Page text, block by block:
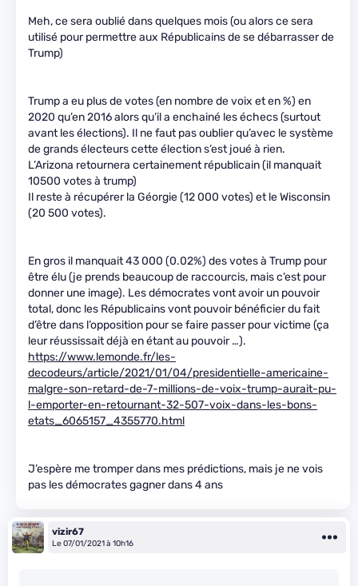
Meh, ce sera oublié dans quelques mois (ou alors ce sera
utilisé pour permettre aux Républicains de se débarrasser de
Trump)
Trump a eu plus de votes (en nombre de voix et en %) en
2020 qu’en 2016 alors qu’il a enchainé les échecs (surtout
avant les élections). Il ne faut pas oublier qu’avec le système
de grands électeurs cette élection s’est joué à rien.
L’Arizona retournera certainement républicain (il manquait
10500 votes à trump)
Il reste à récupérer la Géorgie (12 000 votes) et le Wisconsin
(20 500 votes).
En gros il manquait 43 000 (0.02%) des votes à Trump pour
être élu (je prends beaucoup de raccourcis, mais c’est pour
donner une image). Les démocrates vont avoir un pouvoir
total, donc les Républicains vont pouvoir bénéficier du fait
d’être dans l’opposition pour se faire passer pour victime (ça
leur réussissait déjà en étant au pouvoir …).
https://www.lemonde.fr/les-
decodeurs/article/2021/01/04/presidentielle-americaine-
malgre-son-retard-de-7-millions-de-voix-trump-aurait-pu-
l-emporter-en-retournant-32-507-voix-dans-les-bons-
etats_6065157_4355770.html
J’espère me tromper dans mes prédictions, mais je ne vois
pas les démocrates gagner dans 4 ans
vizir67
Le 07/01/2021 à 10h16